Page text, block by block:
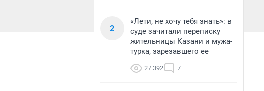
2
«Лети, не хочу тебя знать»: в
суде зачитали переписку
жительницы Казани и мужа-
турка, зарезавшего ее
27 392 7